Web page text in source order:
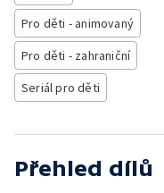
Pro děti - animovaný
Pro děti - zahraniční
Seriál pro děti
Přehled dílů